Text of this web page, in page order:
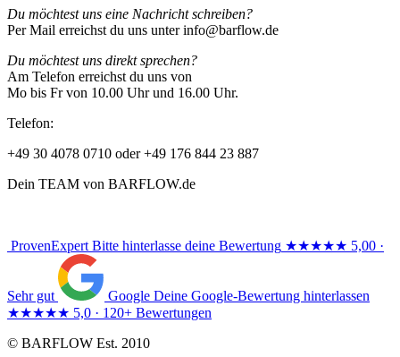
Du möchtest uns eine Nachricht schreiben?
Per Mail erreichst du uns unter info@barflow.de
Du möchtest uns direkt sprechen?
Am Telefon erreichst du uns von
Mo bis Fr von 10.00 Uhr und 16.00 Uhr.
Telefon:
+49 30 4078 0710 oder +49 176 844 23 887
Dein TEAM von BARFLOW.de
ProvenExpert Bitte hinterlasse deine Bewertung ★★★★★ 5,00 ·
Sehr gut Google Deine Google-Bewertung hinterlassen
★★★★★ 5,0 · 120+ Bewertungen
© BARFLOW Est. 2010